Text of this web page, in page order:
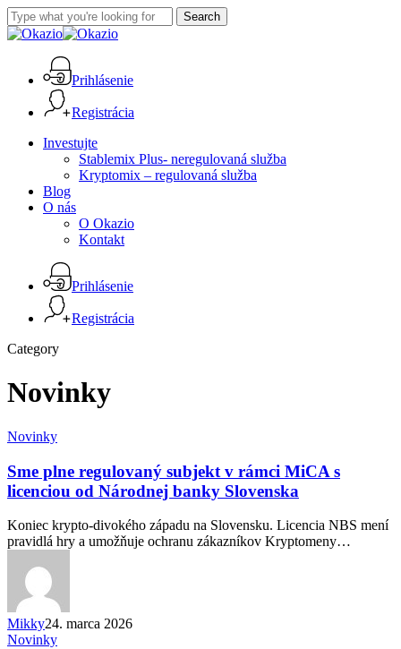
Skip
to
Search
Close
Prihlásenie
Registrácia
Menu
Investujte
Stablemix Plus- neregulovaná služba
Kryptomix – regulovaná služba
Blog
O nás
O Okazio
Kontakt
Prihlásenie
Registrácia
Category
Novinky
Sme
regulovaný
subjekt
v
MiCA
s
licenciou
Národnej
banky
Slovenska
Novinky
Sme plne regulovaný subjekt v rámci MiCA s
licenciou od Národnej banky Slovenska
Koniec krypto-divokého západu na Slovensku. Licencia NBS mení
pravidlá hry a umožňuje ochranu zákazníkov Kryptomeny…
Mikky24. marca 2026
Čo
Novinky